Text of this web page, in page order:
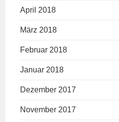
April 2018
März 2018
Februar 2018
Januar 2018
Dezember 2017
November 2017